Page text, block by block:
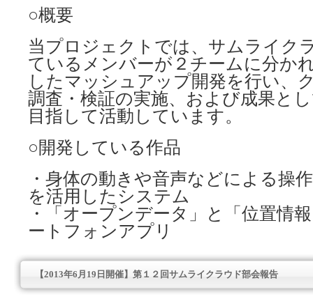
○概要
当プロジェクトでは、サムライク
ているメンバーが２チームに分か
したマッシュアップ開発を行い、
調査・検証の実施、および成果と
目指して活動しています。
○開発している作品
・身体の動きや音声などによる操
を活用したシステム
・「オープンデータ」と「位置情
ートフォンアプリ
【2013年6月19日開催】第１２回サムライクラウド部会報告